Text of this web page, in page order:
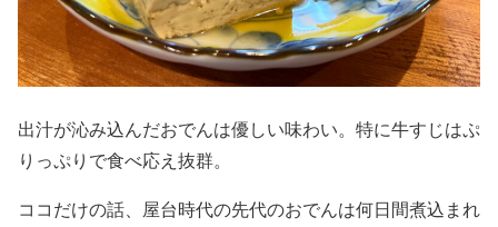
出汁が沁み込んだおでんは優しい味わい。特に牛すじはぷ
りっぷりで食べ応え抜群。
ココだけの話、屋台時代の先代のおでんは何日間煮込まれ